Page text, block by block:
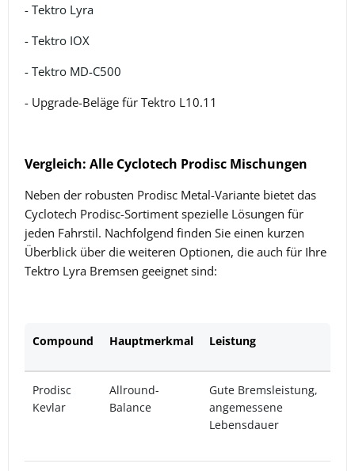
- Tektro Lyra
- Tektro IOX
- Tektro MD-C500
- Upgrade-Beläge für Tektro L10.11
Vergleich: Alle Cyclotech Prodisc Mischungen
Neben der robusten Prodisc Metal-Variante bietet das
Cyclotech Prodisc-Sortiment spezielle Lösungen für
jeden Fahrstil. Nachfolgend finden Sie einen kurzen
Überblick über die weiteren Optionen, die auch für Ihre
Tektro Lyra Bremsen geeignet sind:
Compound Hauptmerkmal Leistung
Prodisc
Kevlar
Allround-
Balance
Gute Bremsleistung,
angemessene
Lebensdauer